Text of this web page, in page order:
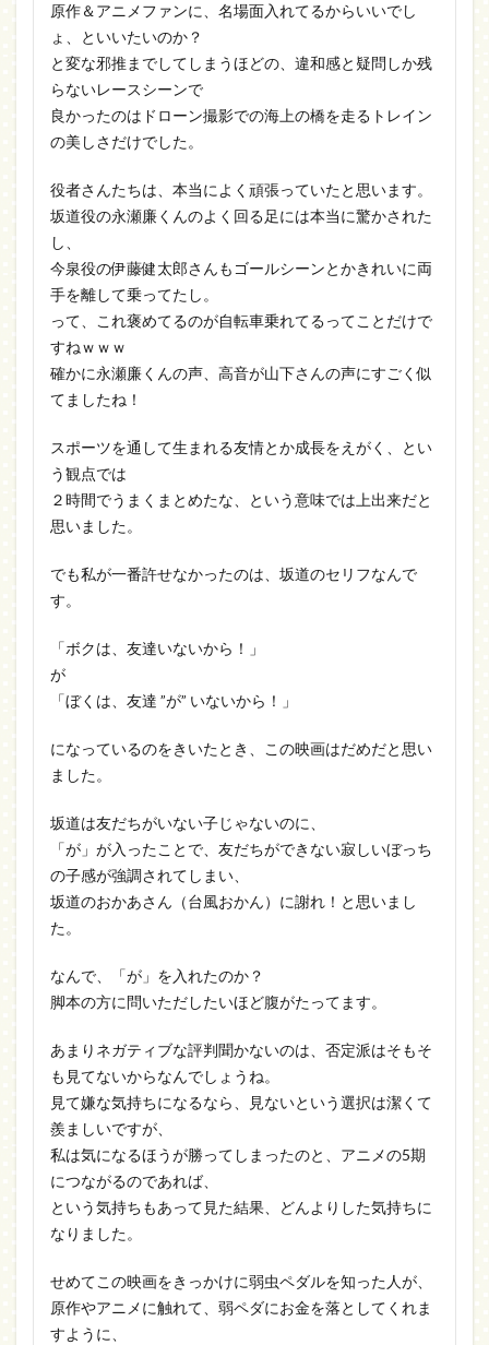
原作＆アニメファンに、名場面入れてるからいいでし
ょ、といいたいのか？
と変な邪推までしてしまうほどの、違和感と疑問しか残
らないレースシーンで
良かったのはドローン撮影での海上の橋を走るトレイン
の美しさだけでした。
役者さんたちは、本当によく頑張っていたと思います。
坂道役の永瀬廉くんのよく回る足には本当に驚かされた
し、
今泉役の伊藤健太郎さんもゴールシーンとかきれいに両
手を離して乗ってたし。
って、これ褒めてるのが自転車乗れてるってことだけで
すねｗｗｗ
確かに永瀬廉くんの声、高音が山下さんの声にすごく似
てましたね！
スポーツを通して生まれる友情とか成長をえがく、とい
う観点では
２時間でうまくまとめたな、という意味では上出来だと
思いました。
でも私が一番許せなかったのは、坂道のセリフなんで
す。
「ボクは、友達いないから！」
が
「ぼくは、友達 ”が” いないから！」
になっているのをきいたとき、この映画はだめだと思い
ました。
坂道は友だちがいない子じゃないのに、
「が」が入ったことで、友だちができない寂しいぼっち
の子感が強調されてしまい、
坂道のおかあさん（台風おかん）に謝れ！と思いまし
た。
なんで、「が」を入れたのか？
脚本の方に問いただしたいほど腹がたってます。
あまりネガティブな評判聞かないのは、否定派はそもそ
も見てないからなんでしょうね。
見て嫌な気持ちになるなら、見ないという選択は潔くて
羨ましいですが、
私は気になるほうが勝ってしまったのと、アニメの5期
につながるのであれば、
という気持ちもあって見た結果、どんよりした気持ちに
なりました。
せめてこの映画をきっかけに弱虫ペダルを知った人が、
原作やアニメに触れて、弱ペダにお金を落としてくれま
すように、